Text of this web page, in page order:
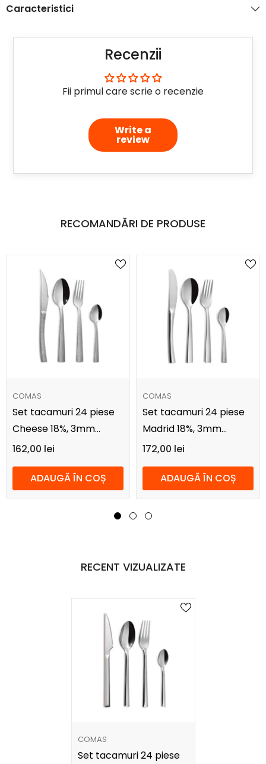
Caracteristici
Recenzii
Fii primul care scrie o recenzie
Write a
review
RECOMANDĂRI DE PRODUSE
FURNIZOR:
COMAS
Set tacamuri 24 piese
Cheese 18%, 3mm
Comas
162,00 lei
ADAUGĂ ÎN COȘ
FURNIZOR:
COMAS
Set tacamuri 24 piese
Madrid 18%, 3mm
Comas
172,00 lei
ADAUGĂ ÎN COȘ
RECENT VIZUALIZATE
FURNIZOR:
COMAS
Set tacamuri 24 piese